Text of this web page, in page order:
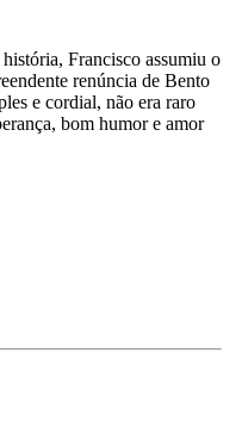
Francisco assumiu o
renúncia de Bento
e cordial, não era raro
bom humor e amor